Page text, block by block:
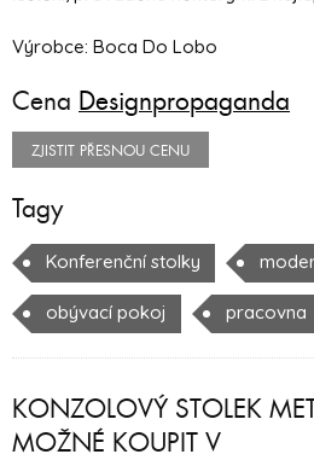
Výrobce: Boca Do Lobo
Cena Designpropaganda
ZJISTIT PŘESNOU CENU
Tagy
Konferenční stolky
obývací pokoj pracovna
KONZOLOVÝ STOLEK
MOŽNÉ KOUPIT V